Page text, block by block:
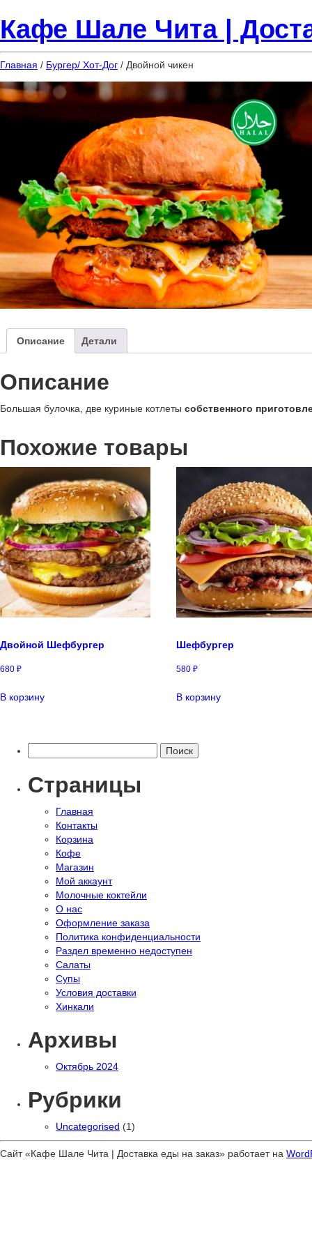
Кафе Шале Чита |
Главная / Бургер/ Хот-Дог / Двойной чикен
Описание Детали
Описание
Большая булочка, две куриные котлеты собственного
Похожие товары
Двойной Шефбургер
680 ₽
В корзину
Шефбургер
580₽
В корзину
Страницы
Главная
Контакты
Корзина
Кофе
Магазин
Мой аккаунт
Молочные коктейли
О нас
Оформление заказа
Политика конфиденциальности
Раздел временно недоступен
Салаты
Супы
Условия доставки
Хинкали
Архивы
Октябрь 2024
Рубрики
Uncategorised (1)
Сайт «Кафе Шале Чита | Доставка еды на заказ» работает на